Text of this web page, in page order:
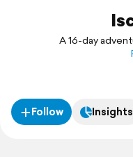
A 16-day
Follow Insights